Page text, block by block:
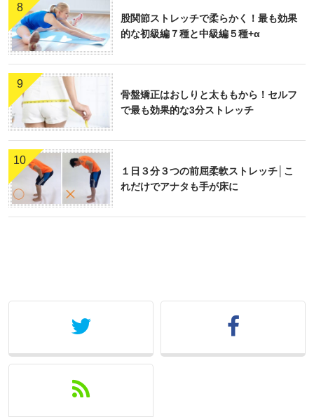
8
股関節ストレッチで柔らかく！最も効果
的な初級編７種と中級編５種+α
9
骨盤矯正はおしりと太ももから！セルフ
で最も効果的な3分ストレッチ
10
１日３分３つの前屈柔軟ストレッチ│こ
れだけでアナタも手が床に